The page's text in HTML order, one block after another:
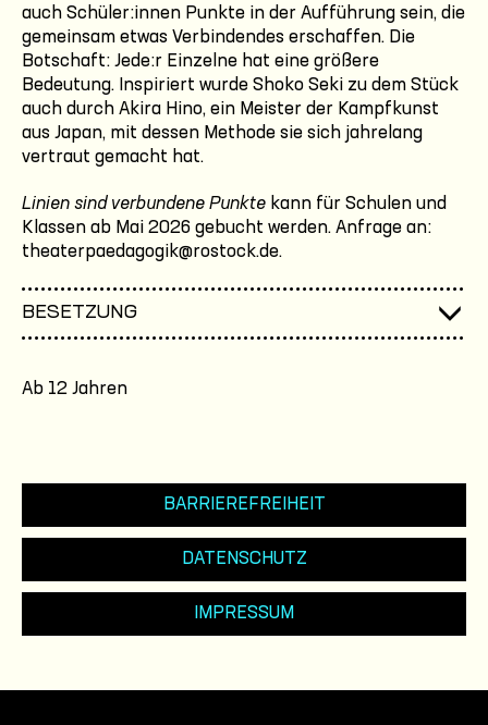
auch Schüler:innen Punkte in der Aufführung sein, die
gemeinsam etwas Verbindendes erschaffen. Die
Botschaft: Jede:r Einzelne hat eine größere
Bedeutung. Inspiriert wurde Shoko Seki zu dem Stück
auch durch Akira Hino, ein Meister der Kampfkunst
aus Japan, mit dessen Methode sie sich jahrelang
vertraut gemacht hat.
Linien sind verbundene Punkte kann für Schulen und
Klassen ab Mai 2026 gebucht werden. Anfrage an:
theaterpaedagogik@rostock.de.
BESETZUNG
Ab 12 Jahren
BARRIEREFREIHEIT
DATENSCHUTZ
IMPRESSUM